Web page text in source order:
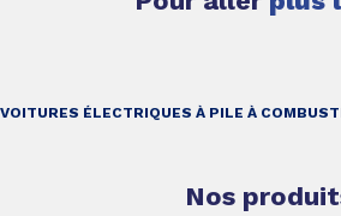
VOITURES ÉLECTRIQUES À PILE À
Nos